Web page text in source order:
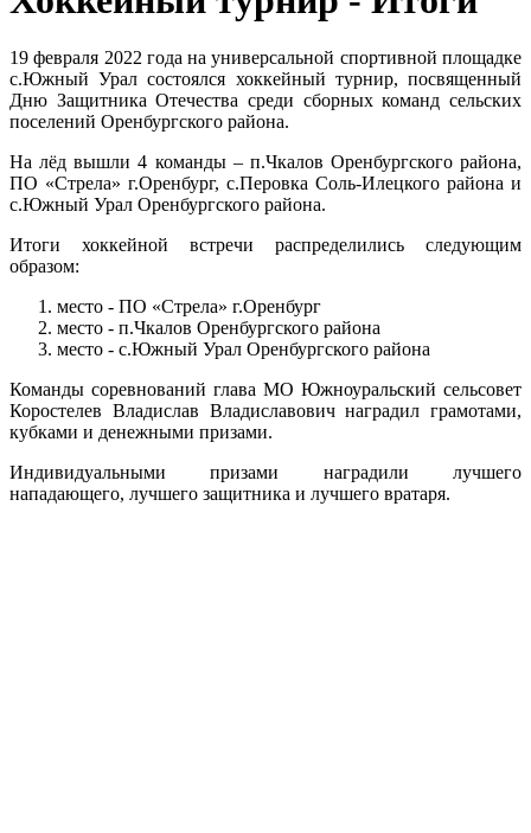
19 февраля 2022 года на универсальной спортивной площадке
с.Южный Урал состоялся хоккейный турнир, посвященный
Дню Защитника Отечества среди сборных команд сельских
поселений Оренбургского района.
На лёд вышли 4 команды – п.Чкалов Оренбургского района,
ПО «Стрела» г.Оренбург, с.Перовка Соль-Илецкого района и
с.Южный Урал Оренбургского района.
Итоги хоккейной встречи распределились следующим
образом:
место - ПО «Стрела» г.Оренбург
место - п.Чкалов Оренбургского района
место - с.Южный Урал Оренбургского района
Команды соревнований глава МО Южноуральский сельсовет
Коростелев Владислав Владиславович наградил грамотами,
кубками и денежными призами.
Индивидуальными призами наградили лучшего
нападающего, лучшего защитника и лучшего вратаря.